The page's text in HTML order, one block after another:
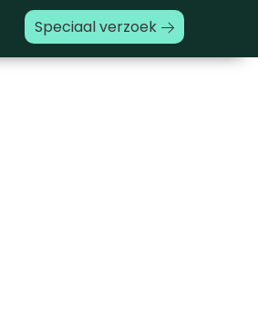
Speciaal verzoek